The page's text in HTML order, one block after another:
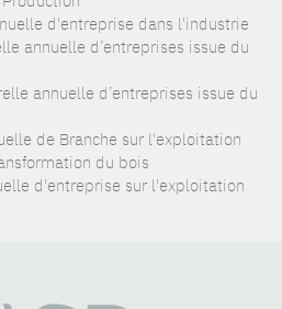
d'entreprise dans l'industrie
annuelle d’entreprises issue du
annuelle d’entreprises issue du
de Branche sur l'exploitation
du bois
d'entreprise sur l'exploitation